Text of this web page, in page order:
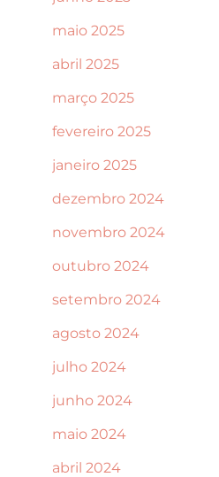
maio 2025
abril 2025
março 2025
fevereiro 2025
janeiro 2025
dezembro 2024
novembro 2024
outubro 2024
setembro 2024
agosto 2024
julho 2024
junho 2024
maio 2024
abril 2024